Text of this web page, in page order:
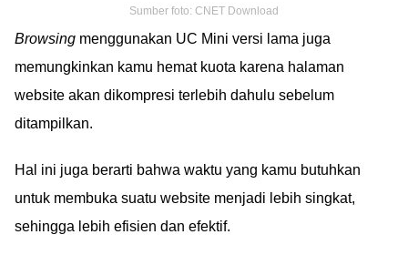
Sumber foto: CNET Download
Browsing menggunakan UC Mini versi lama juga
memungkinkan kamu hemat kuota karena halaman
website akan dikompresi terlebih dahulu sebelum
ditampilkan.
Hal ini juga berarti bahwa waktu yang kamu butuhkan
untuk membuka suatu website menjadi lebih singkat,
sehingga lebih efisien dan efektif.